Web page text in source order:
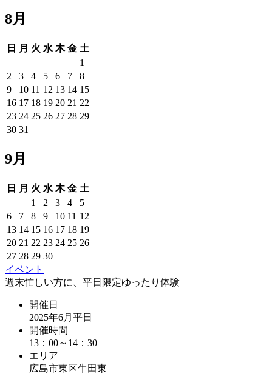
8月
日 月 火 水 木 金 土
1
2
3 4 5 6 7
8
9
10 11 12 13 14 15
16 17 18 19 20 21 22
23 24 25 26 27 28 29
30 31
9月
日 月 火 水 木 金 土
1
2 3 4
5
6
7 8 9 10 11 12
13 14 15 16 17 18 19
20 21 22 23 24 25 26
27 28 29 30
イベント
週末忙しい方に、平日限定ゆったり体験
開催日
2025年6月平日
開催時間
13：00～14：30
エリア
広島市東区牛田東